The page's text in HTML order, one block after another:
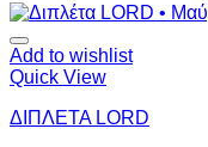
Add to wishlist
Quick View
ΔΙΠΛΕΤΑ LORD